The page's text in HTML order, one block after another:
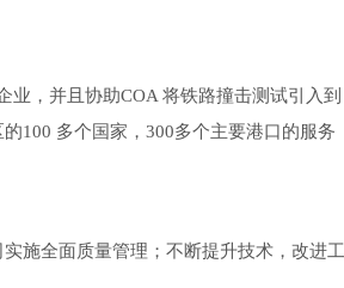
业，并且协助COA 将铁路撞击测试引入到
100 多个国家，300多个主要港口的服务
施全面质量管理；不断提升技术，改进工